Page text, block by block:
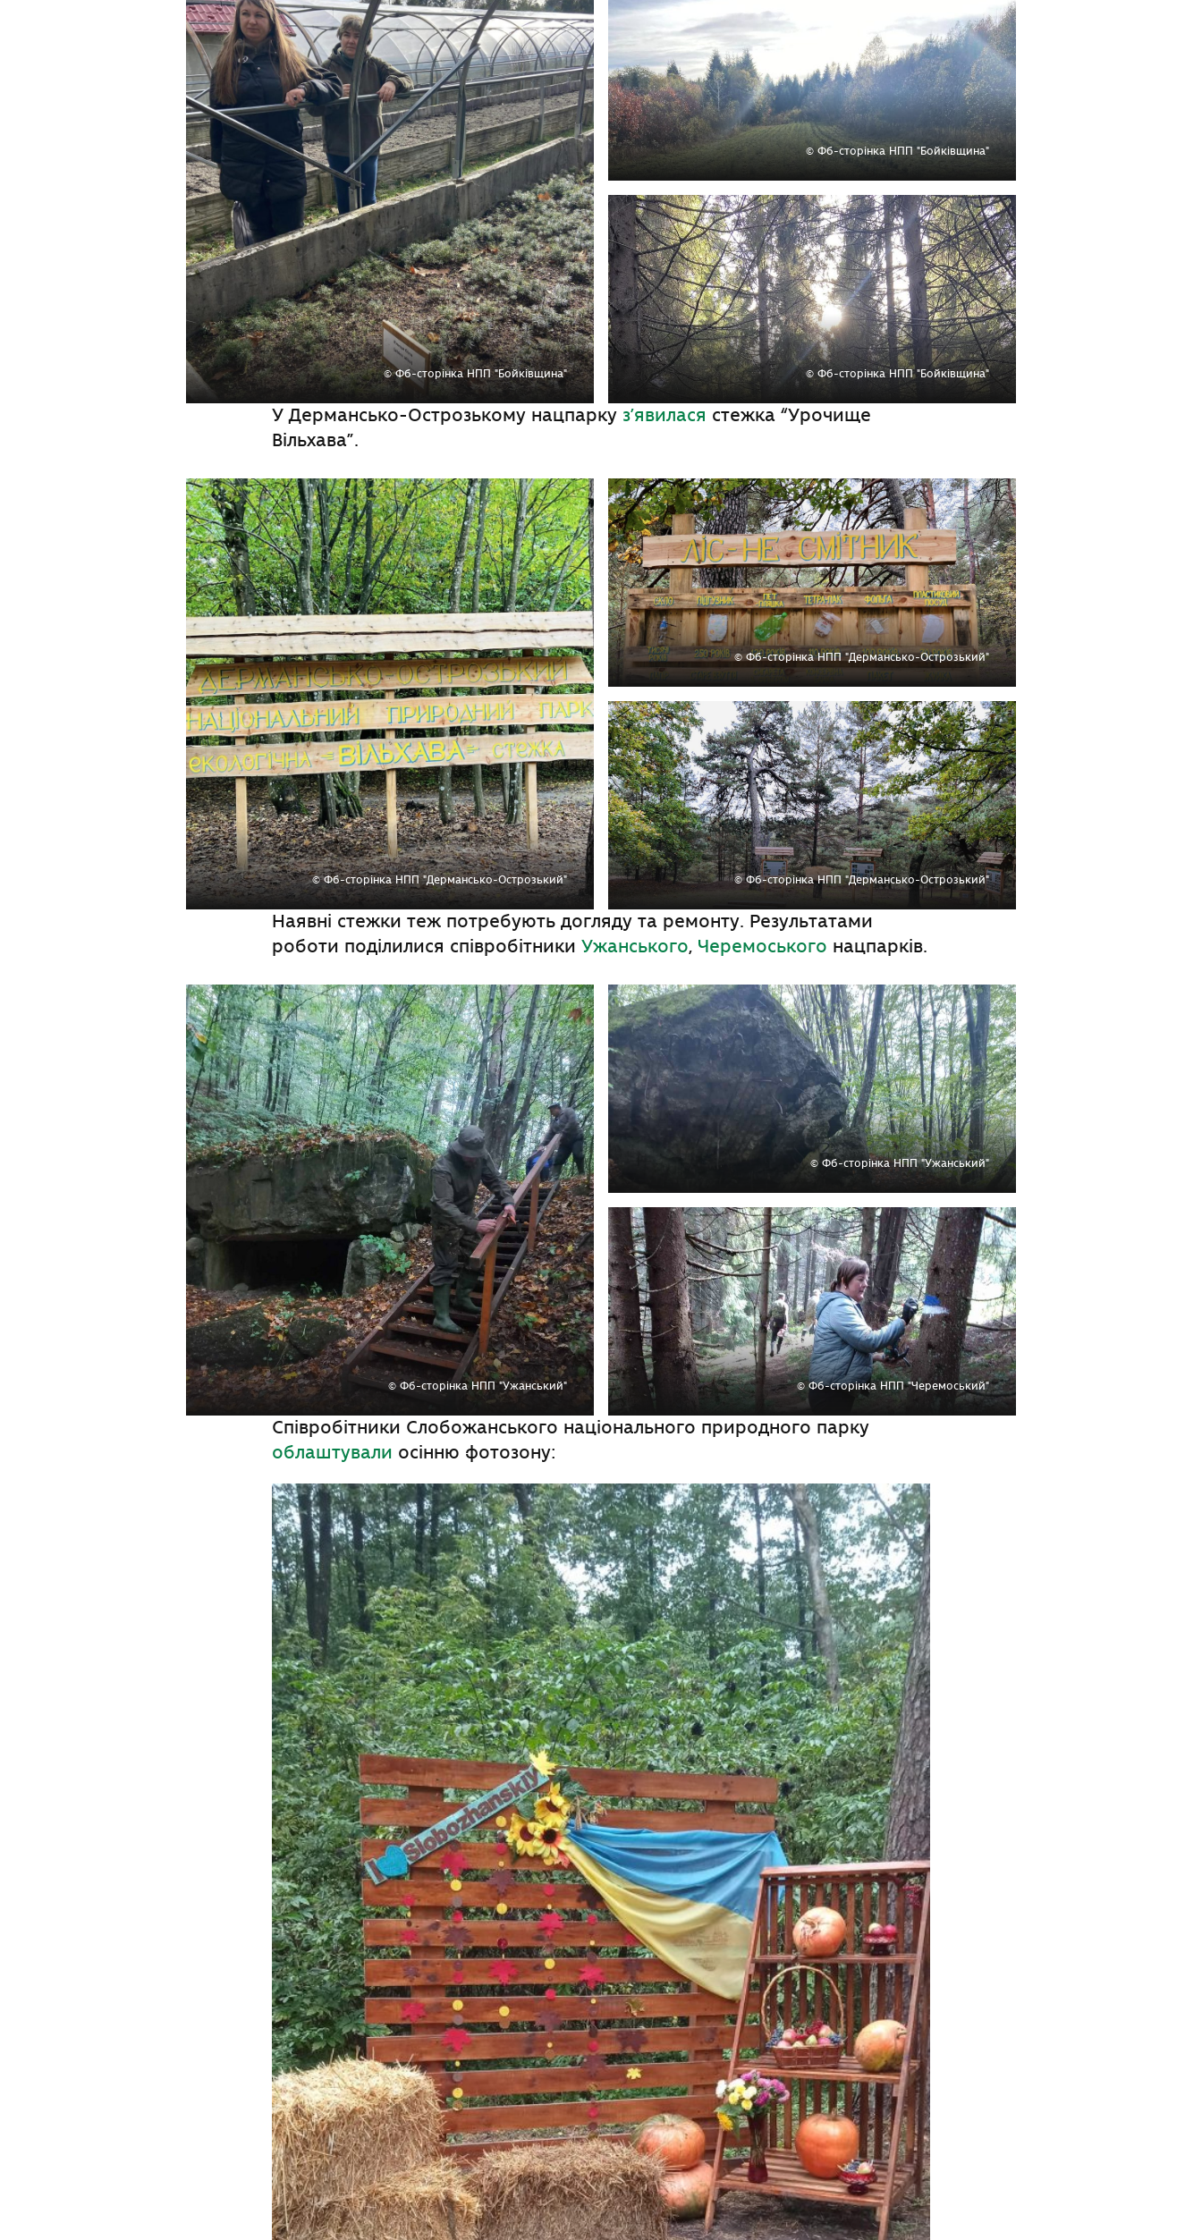
© Фб-сторінка НПП "Бойківщина"
© Фб-сторінка НПП "Бойківщина"
© Фб-сторінка НПП "Бойківщина"
У Дермансько-Острозькому нацпарку з’явилася стежка “Урочище
Вільхава”.
© Фб-сторінка НПП "Дермансько-Острозький"
© Фб-сторінка НПП "Дермансько-Острозький"
© Фб-сторінка НПП "Дермансько-Острозький"
Наявні стежки теж потребують догляду та ремонту. Результатами
роботи поділилися співробітники Ужанського, Черемоського нацпарків.
© Фб-сторінка НПП "Ужанський"
© Фб-сторінка НПП "Ужанський"
© Фб-сторінка НПП "Черемоський"
Співробітники Слобожанського національного природного парку
облаштували осінню фотозону: